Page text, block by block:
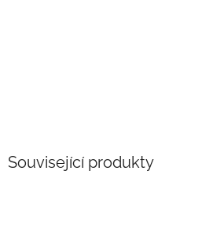
Související produkty